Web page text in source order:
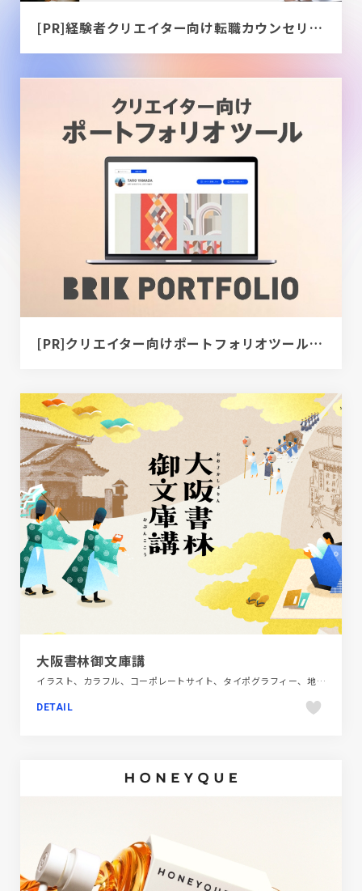
[PR]経験者クリエイター向け転職カウンセリング｜デザイナー / ディレクター / エンジニア
[PR]クリエイター向けポートフォリオツール｜BRIK PORTFOLIO
大阪書林御文庫講
イラスト、カラフル、コーポレートサイト、タイポグラフィー、地域・団体・活動、日本テイスト
DETAIL